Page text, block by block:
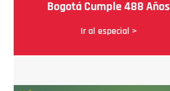
Bogotá Cumple 488 Años
Ir al especial >